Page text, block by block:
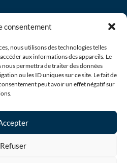
consentement
nous utilisons des technologies telles
aux informations des appareils. Le
permettra de traiter des données
ou les ID uniques sur ce site. Le fait de
peut avoir un effet négatif sur
Refuser